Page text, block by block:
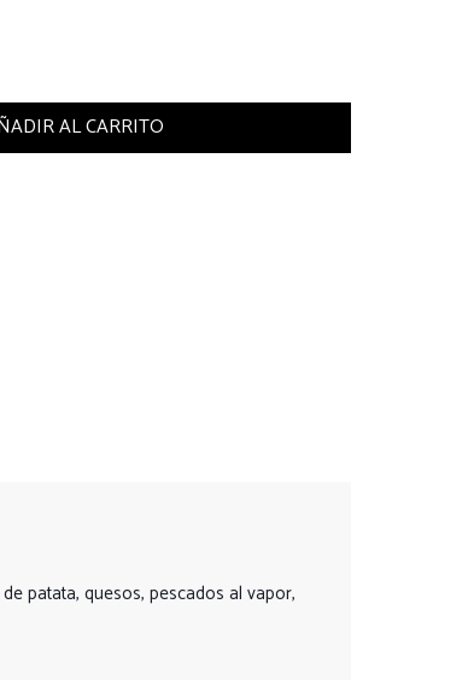
AL CARRITO
patata, quesos, pescados al vapor,